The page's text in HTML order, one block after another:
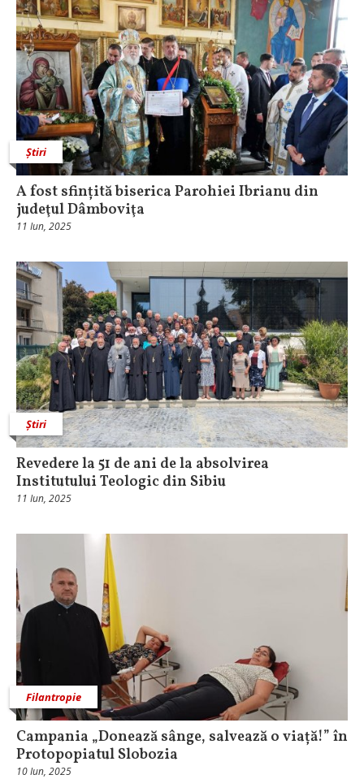
Știri
A fost sfințită biserica Parohiei Ibrianu din
judeţul Dâmboviţa
11 Iun, 2025
Știri
Revedere la 51 de ani de la absolvirea
Institutului Teologic din Sibiu
11 Iun, 2025
Filantropie
Campania „Donează sânge, salvează o viață!” în
Protopopiatul Slobozia
10 Iun, 2025